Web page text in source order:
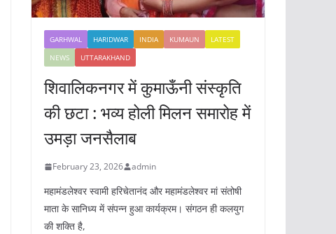
GARHWAL HARIDWAR INDIA KUMAUN
LATEST
NEWS
UTTARAKHAND
शिवालिकनगर में कुमाऊँनी संस्कृति
की छटा : भव्य होली मिलन समारोह में
उमड़ा जनसैलाब
February 23, 2026 admin
महामंडलेश्वर स्वामी हरिचेतानंद और महामंडलेश्वर मां संतोषी
माता के सानिध्य में संपन्न हुआ कार्यक्रम। संगठन ही कलयुग
की शक्ति है,